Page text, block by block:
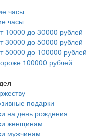
часы
часы
10000 до 30000 рублей
30000 до 50000 рублей
50000 до 100000 рублей
100000 рублей
подарки
на день рождения
женщинам
мужчинам